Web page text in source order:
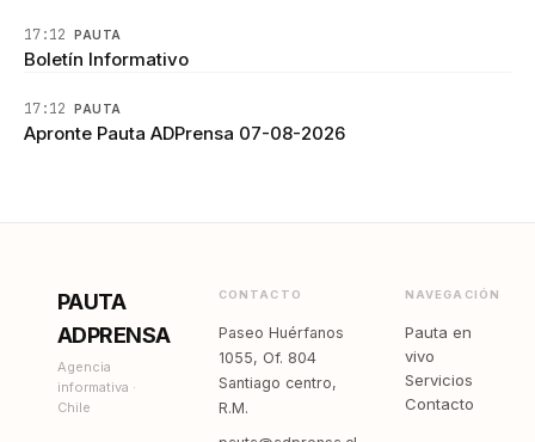
17:12 PAUTA
Boletín Informativo
17:12 PAUTA
Apronte Pauta ADPrensa 07-08-2026
PAUTA
ADPRENSA
Agencia
informativa ·
Chile
CONTACTO
Paseo Huérfanos
1055, Of. 804
Santiago centro,
R.M.
NAVEGACIÓN
Pauta en
vivo
Servicios
Contacto